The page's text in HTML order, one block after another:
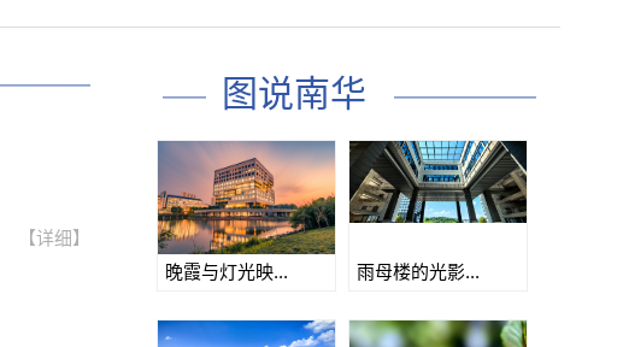
【详细】
图说南华
晚霞与灯光映... 雨母楼的光影...